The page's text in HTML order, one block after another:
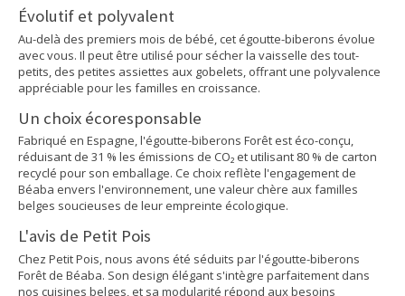
Évolutif et polyvalent
Au-delà des premiers mois de bébé, cet égoutte-biberons évolue
avec vous. Il peut être utilisé pour sécher la vaisselle des tout-
petits, des petites assiettes aux gobelets, offrant une polyvalence
appréciable pour les familles en croissance.
Un choix écoresponsable
Fabriqué en Espagne, l'égoutte-biberons Forêt est éco-conçu,
réduisant de 31 % les émissions de CO₂ et utilisant 80 % de carton
recyclé pour son emballage. Ce choix reflète l'engagement de
Béaba envers l'environnement, une valeur chère aux familles
belges soucieuses de leur empreinte écologique.
L'avis de Petit Pois
Chez Petit Pois, nous avons été séduits par l'égoutte-biberons
Forêt de Béaba. Son design élégant s'intègre parfaitement dans
nos cuisines belges, et sa modularité répond aux besoins